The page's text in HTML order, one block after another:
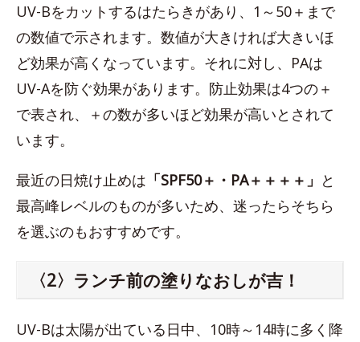
UV-Bをカットするはたらきがあり、1～50＋まで
の数値で示されます。数値が大きければ大きいほ
ど効果が高くなっています。それに対し、PAは
UV-Aを防ぐ効果があります。防止効果は4つの＋
で表され、＋の数が多いほど効果が高いとされて
います。
最近の日焼け止めは 「SPF50＋・PA＋＋＋＋」 と
最高峰レベルのものが多いため、迷ったらそちら
を選ぶのもおすすめです。
〈2〉ランチ前の塗りなおしが吉！
UV-Bは太陽が出ている日中、10時～14時に多く降